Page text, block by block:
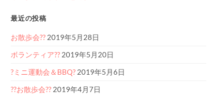
最近の投稿
お散歩会?? 2019年5月28日
ボランティア?? 2019年5月20日
?ミニ運動会＆BBQ? 2019年5月6日
??お散歩会?? 2019年4月7日